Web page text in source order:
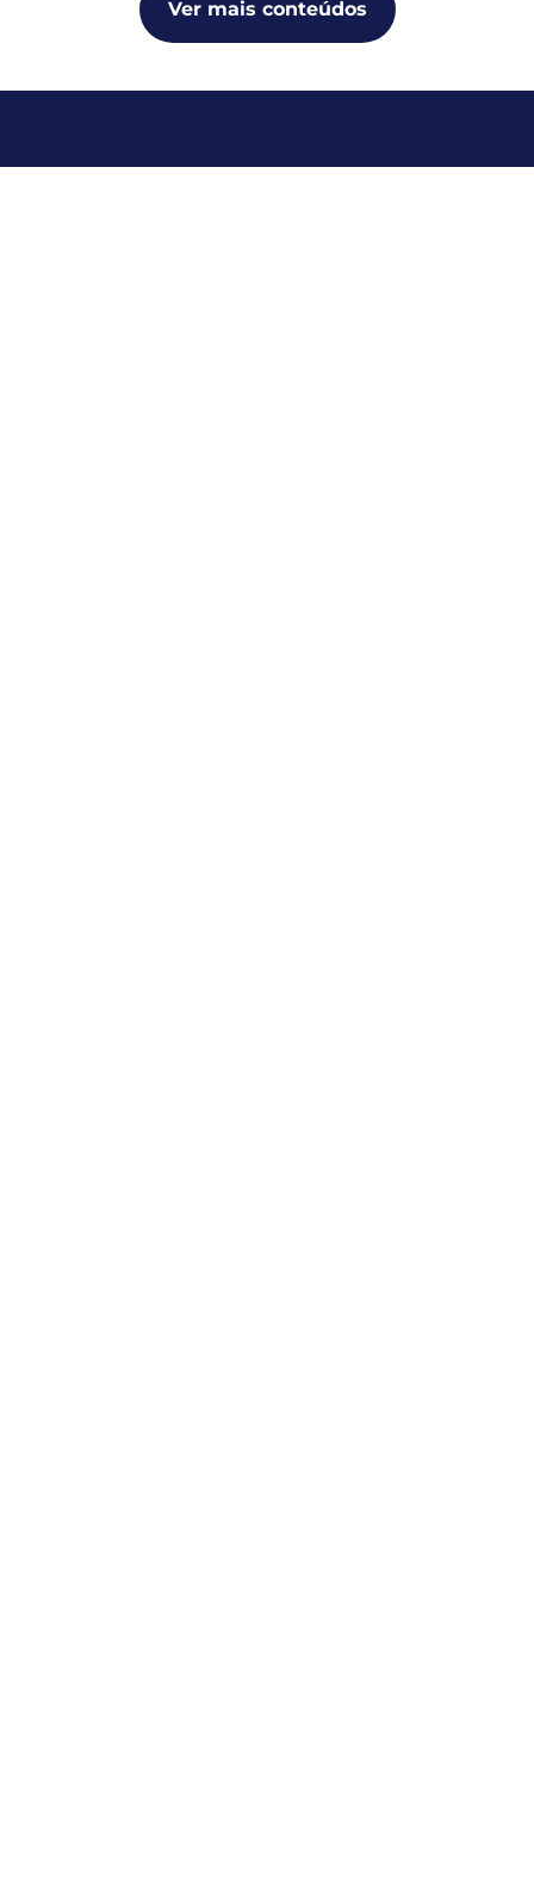
Ver mais conteúdos